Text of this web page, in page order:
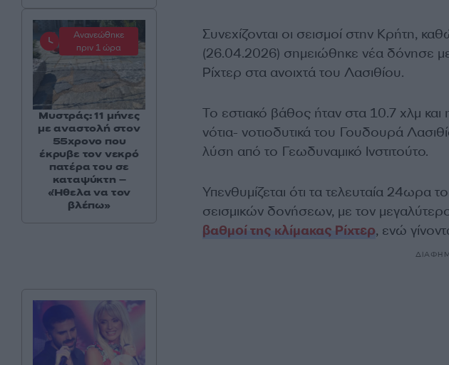
Συνεχίζονται οι σεισμοί στην Κρήτη,
(26.04.2026) σημειώθηκε νέα δόνησε
Ρίχτερ στα ανοιχτά του Λασιθίου.
Το εστιακό βάθος ήταν στα 10.7 χλμ
νότια- νοτιοδυτικά του Γουδουρά
λύση από το Γεωδυναμικό Ινστιτούτο.
Υπενθυμίζεται ότι τα τελευταία 24ωρα
σεισμικών δονήσεων, με τον
βαθμοί της κλίμακας Ρίχτερ, ενώ
Ανανεώθηκε
πριν 1 ώρα
Μυστράς: 11 μήνες
με αναστολή στον
55χρονο που
έκρυβε τον νεκρό
πατέρα του σε
καταψύκτη –
«Ήθελα να τον
βλέπω»